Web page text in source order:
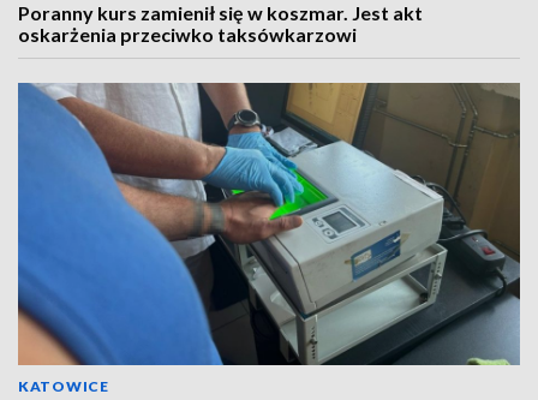
Poranny kurs zamienił się w koszmar. Jest akt
oskarżenia przeciwko taksówkarzowi
KATOWICE